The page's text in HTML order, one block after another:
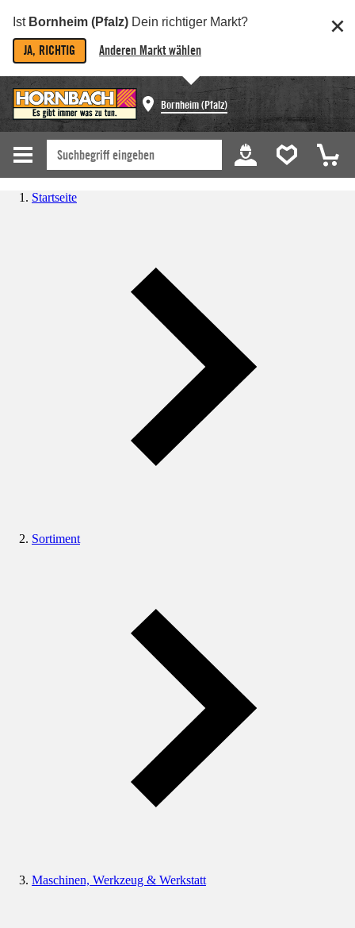
Ist Bornheim (Pfalz) Dein richtiger Markt?
JA, RICHTIG Anderen Markt wählen
Bornheim (Pfalz)
Startseite
Sortiment
Maschinen, Werkzeug & Werkstatt